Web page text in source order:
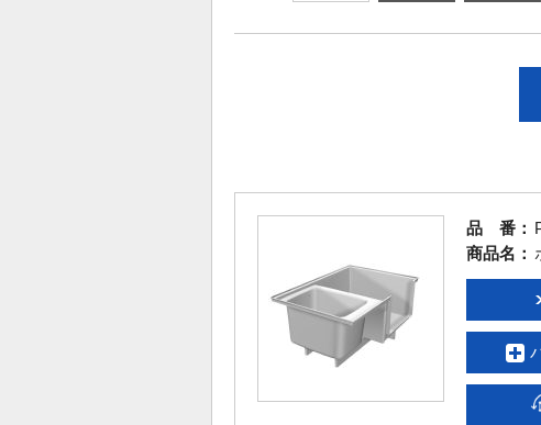
品 番：
商品名：